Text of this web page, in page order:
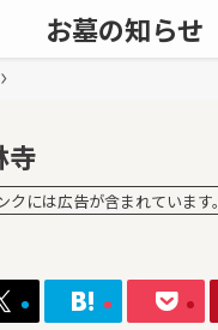
お墓の知らせ
寺
クには広告が含まれています。